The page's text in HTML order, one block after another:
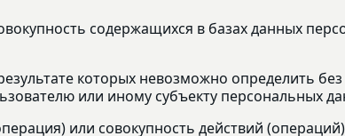
содержащихся в базах данных
которых невозможно определить
или иному субъекту персональных
или совокупность действий